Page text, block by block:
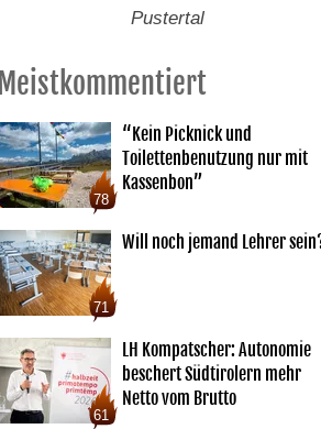
Pustertal
Meistkommentiert
78
“Kein Picknick und
Toilettenbenutzung nur mit
Kassenbon”
71
Will noch jemand Lehrer
61
LH Kompatscher: Autonomie
beschert Südtirolern mehr
Netto vom Brutto